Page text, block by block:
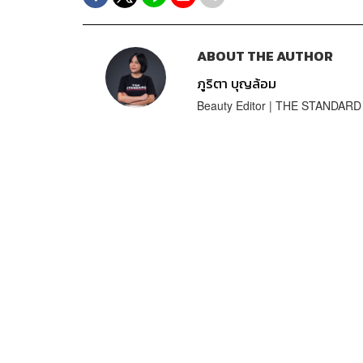
ABOUT THE AUTHOR
ภูริตา บุญล้อม
Beauty Editor | THE